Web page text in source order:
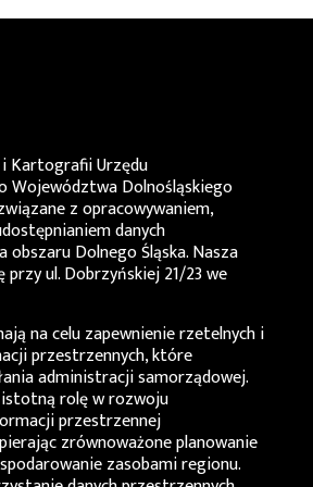
Kartografii Urzędu
Województwa Dolnośląskiego
z opracowywaniem,
danych
obszaru Dolnego Śląska. Nasza
przy ul. Dobrzyńskiej 21/23 we
na celu zapewnienie rzetelnych i
przestrzennych, które
administracji samorządowej.
rolę w rozwoju
przestrzennej
zrównoważone planowanie
zasobami regionu.